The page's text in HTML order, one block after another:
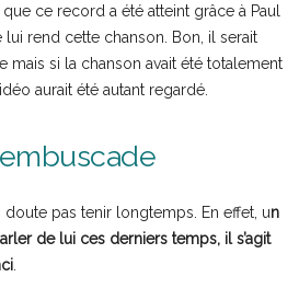
ce record a été atteint grâce à Paul
lui rend cette chanson. Bon, il serait
mais si la chanson avait été totalement
aurait été autant regardé.
pas tenir longtemps. En effet, un
de lui ces derniers temps, il s’agit